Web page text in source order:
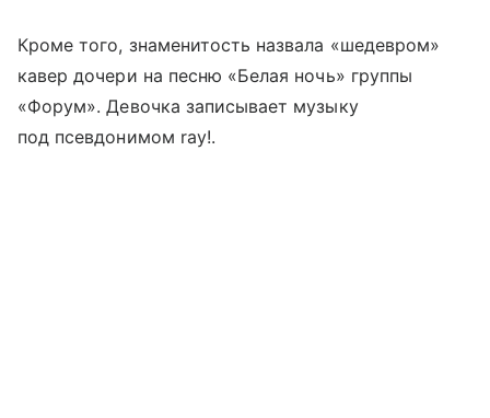
Кроме того, знаменитость назвала «шедевром»
кавер дочери на песню «Белая ночь» группы
«Форум». Девочка записывает музыку
под псевдонимом ray!.